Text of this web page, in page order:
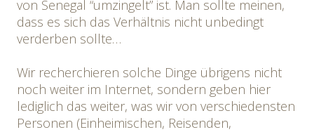
von Senegal “umzingelt” ist. Man sollte meinen,
dass es sich das Verhältnis nicht unbedingt
verderben sollte…
Wir recherchieren solche Dinge übrigens nicht
noch weiter im Internet, sondern geben hier
lediglich das weiter, was wir von verschiedensten
Personen (Einheimischen, Reisenden,